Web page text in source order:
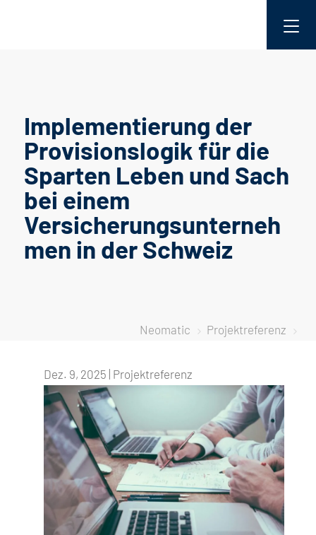
Implementierung der
Provisionslogik für die
Sparten Leben und Sach
bei einem
Versicherungsunterneh
men in der Schweiz
Neomatic 5 Projektreferenz 5
Dez. 9, 2025 Projektreferenz